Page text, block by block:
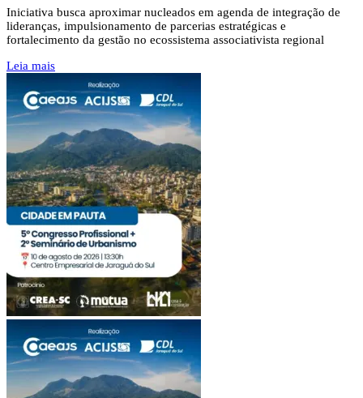
Iniciativa busca aproximar nucleados em agenda de integração de
lideranças, impulsionamento de parcerias estratégicas e
fortalecimento da gestão no ecossistema associativista regional
Leia mais